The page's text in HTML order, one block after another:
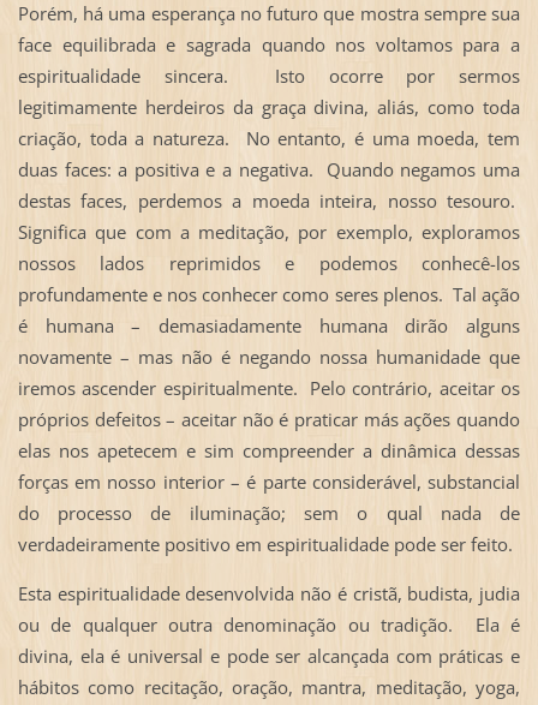
Porém, há uma esperança no futuro que mostra sempre sua
face equilibrada e sagrada quando nos voltamos para a
espiritualidade sincera. Isto ocorre por sermos
legitimamente herdeiros da graça divina, aliás, como toda
criação, toda a natureza. No entanto, é uma moeda, tem
duas faces: a positiva e a negativa. Quando negamos uma
destas faces, perdemos a moeda inteira, nosso tesouro.
Significa que com a meditação, por exemplo, exploramos
nossos lados reprimidos e podemos conhecê-los
profundamente e nos conhecer como seres plenos. Tal ação
é humana – demasiadamente humana dirão alguns
novamente – mas não é negando nossa humanidade que
iremos ascender espiritualmente. Pelo contrário, aceitar os
próprios defeitos – aceitar não é praticar más ações quando
elas nos apetecem e sim compreender a dinâmica dessas
forças em nosso interior – é parte considerável, substancial
do processo de iluminação; sem o qual nada de
verdadeiramente positivo em espiritualidade pode ser feito.
Esta espiritualidade desenvolvida não é cristã, budista, judia
ou de qualquer outra denominação ou tradição. Ela é
divina, ela é universal e pode ser alcançada com práticas e
hábitos como recitação, oração, mantra, meditação, yoga,